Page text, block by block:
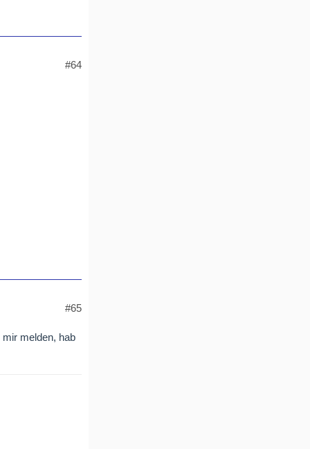
#64
#65
melden, hab